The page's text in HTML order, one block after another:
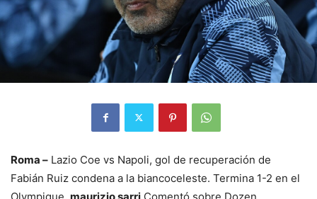
Roma – Lazio Coe vs Napoli, gol de recuperación de
Fabián Ruiz condena a la biancoceleste. Termina 1-2 en el